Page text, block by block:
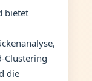
bietet
Clustering
die